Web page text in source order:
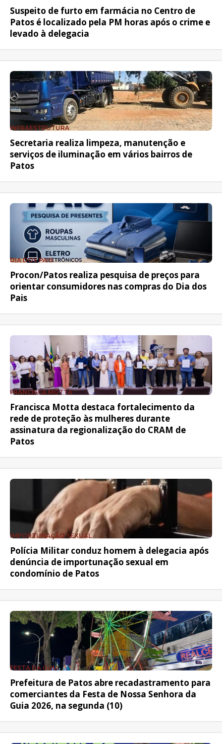
Suspeito de furto em farmácia no Centro de
Patos é localizado pela PM horas após o crime e
levado à delegacia
INFRAESTRUTURA
Secretaria realiza limpeza, manutenção e
serviços de iluminação em vários bairros de
Patos
DIA DOS PAIS
Procon/Patos realiza pesquisa de preços para
orientar consumidores nas compras do Dia dos
Pais
FRANCISCA MOTTA
Francisca Motta destaca fortalecimento da
rede de proteção às mulheres durante
assinatura da regionalização do CRAM de
Patos
IMPORTUNAÇÃO SEXUAL
Polícia Militar conduz homem à delegacia após
denúncia de importunação sexual em
condomínio de Patos
FESTA DA GUIA
Prefeitura de Patos abre recadastramento para
comerciantes da Festa de Nossa Senhora da
Guia 2026, na segunda (10)